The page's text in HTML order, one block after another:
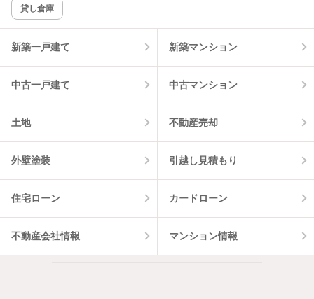
該当件数:
13
貸し倉庫
新築一戸建て 新築マンション
中古一戸建て 中古マンション
土地 不動産売却
外壁塗装 引越し見積もり
住宅ローン カードローン
不動産会社情報 マンション情報